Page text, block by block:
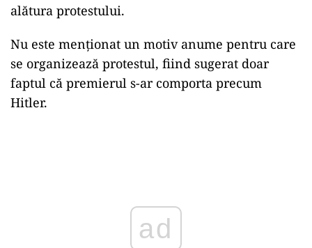
alătura protestului.
Nu este menționat un motiv anume pentru care
se organizează protestul, fiind sugerat doar
faptul că premierul s-ar comporta precum
Hitler.